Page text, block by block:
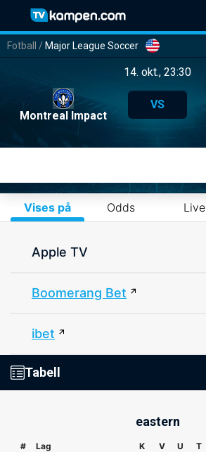
Fotball / Major League Soccer
14. okt., 23:30
Montreal Impact
VS
Vises på Odds Live
Apple TV
Boomerang Bet
ibet
Tabell
eastern
# Lag K V U T